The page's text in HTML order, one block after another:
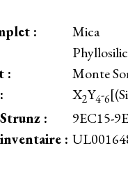
:
Mica
:
Monte
X2Y4-6
:
9EC15-
: